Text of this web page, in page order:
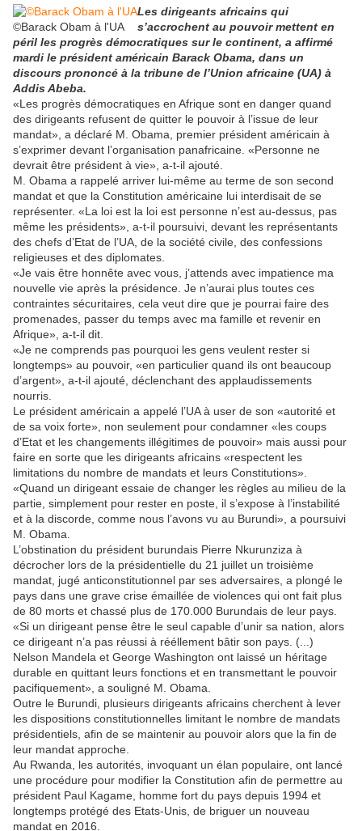
©Barack Obam à l'UA
Les dirigeants africains qui
s’accrochent au pouvoir mettent en
péril les progrès démocratiques sur le continent, a affirmé
mardi le président américain Barack Obama, dans un
discours prononcé à la tribune de l’Union africaine (UA) à
Addis Abeba.
«Les progrès démocratiques en Afrique sont en danger quand
des dirigeants refusent de quitter le pouvoir à l’issue de leur
mandat», a déclaré M. Obama, premier président américain à
s’exprimer devant l’organisation panafricaine. «Personne ne
devrait être président à vie», a-t-il ajouté.
M. Obama a rappelé arriver lui-même au terme de son second
mandat et que la Constitution américaine lui interdisait de se
représenter. «La loi est la loi est personne n’est au-dessus, pas
même les présidents», a-t-il poursuivi, devant les représentants
des chefs d’Etat de l’UA, de la société civile, des confessions
religieuses et des diplomates.
«Je vais être honnête avec vous, j’attends avec impatience ma
nouvelle vie après la présidence. Je n’aurai plus toutes ces
contraintes sécuritaires, cela veut dire que je pourrai faire des
promenades, passer du temps avec ma famille et revenir en
Afrique», a-t-il dit.
«Je ne comprends pas pourquoi les gens veulent rester si
longtemps» au pouvoir, «en particulier quand ils ont beaucoup
d’argent», a-t-il ajouté, déclenchant des applaudissements
nourris.
Le président américain a appelé l’UA à user de son «autorité et
de sa voix forte», non seulement pour condamner «les coups
d’Etat et les changements illégitimes de pouvoir» mais aussi pour
faire en sorte que les dirigeants africains «respectent les
limitations du nombre de mandats et leurs Constitutions».
«Quand un dirigeant essaie de changer les règles au milieu de la
partie, simplement pour rester en poste, il s’expose à l’instabilité
et à la discorde, comme nous l’avons vu au Burundi», a poursuivi
M. Obama.
L’obstination du président burundais Pierre Nkurunziza à
décrocher lors de la présidentielle du 21 juillet un troisième
mandat, jugé anticonstitutionnel par ses adversaires, a plongé le
pays dans une grave crise émaillée de violences qui ont fait plus
de 80 morts et chassé plus de 170.000 Burundais de leur pays.
«Si un dirigeant pense être le seul capable d’unir sa nation, alors
ce dirigeant n’a pas réussi à rééllement bâtir son pays. (...)
Nelson Mandela et George Washington ont laissé un héritage
durable en quittant leurs fonctions et en transmettant le pouvoir
pacifiquement», a souligné M. Obama.
Outre le Burundi, plusieurs dirigeants africains cherchent à lever
les dispositions constitutionnelles limitant le nombre de mandats
présidentiels, afin de se maintenir au pouvoir alors que la fin de
leur mandat approche.
Au Rwanda, les autorités, invoquant un élan populaire, ont lancé
une procédure pour modifier la Constitution afin de permettre au
président Paul Kagame, homme fort du pays depuis 1994 et
longtemps protégé des Etats-Unis, de briguer un nouveau
mandat en 2016.